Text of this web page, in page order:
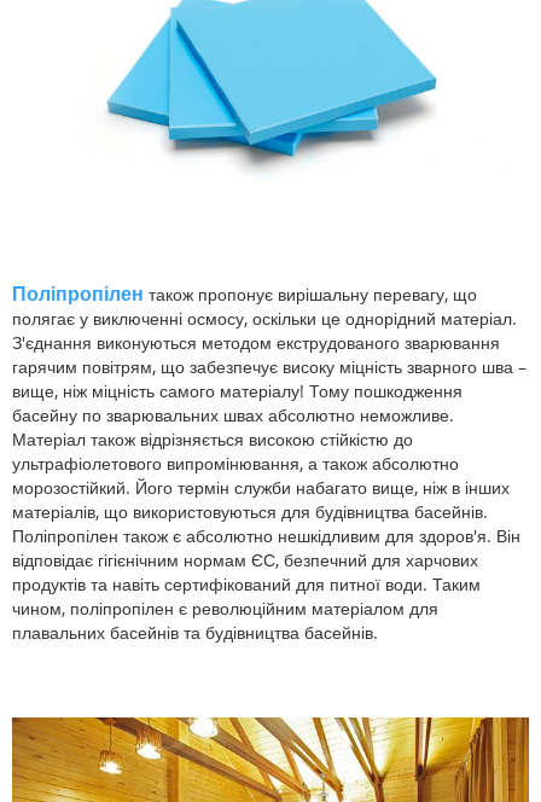
Поліпропілен також пропонує вирішальну перевагу, що
полягає у виключенні осмосу, оскільки це однорідний матеріал.
З'єднання виконуються методом екструдованого зварювання
гарячим повітрям, що забезпечує високу міцність зварного шва –
вище, ніж міцність самого матеріалу! Тому пошкодження
басейну по зварювальних швах абсолютно неможливе.
Матеріал також відрізняється високою стійкістю до
ультрафіолетового випромінювання, а також абсолютно
морозостійкий. Його термін служби набагато вище, ніж в інших
матеріалів, що використовуються для будівництва басейнів.
Поліпропілен також є абсолютно нешкідливим для здоров'я. Він
відповідає гігієнічним нормам ЄС, безпечний для харчових
продуктів та навіть сертифікований для питної води. Таким
чином, поліпропілен є революційним матеріалом для
плавальних басейнів та будівництва басейнів.